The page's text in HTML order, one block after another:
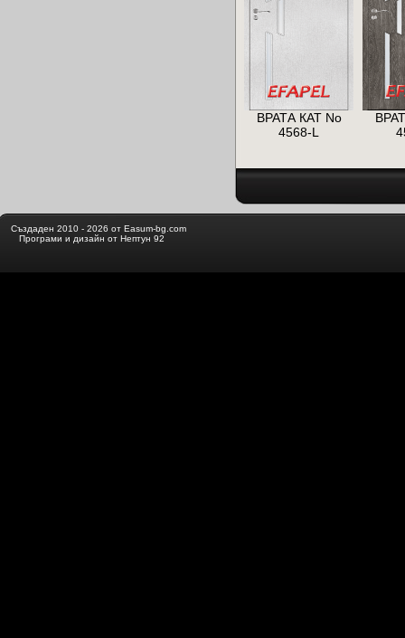
ВРАТА КАТ No
4568-L
Създаден 2010 - 2026 от Easum-bg.com
Програми и дизайн от Нептун 92